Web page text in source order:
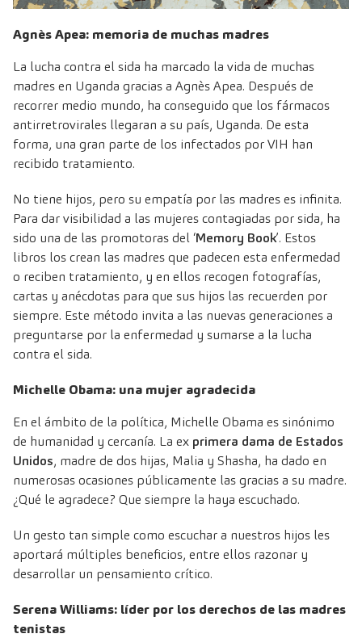
Agnès Apea: memoria de muchas madres
La lucha contra el sida ha marcado la vida de muchas
madres en Uganda gracias a Agnès Apea. Después de
recorrer medio mundo, ha conseguido que los fármacos
antirretrovirales llegaran a su país, Uganda. De esta
forma, una gran parte de los infectados por VIH han
recibido tratamiento.
No tiene hijos, pero su empatía por las madres es infinita.
Para dar visibilidad a las mujeres contagiadas por sida, ha
sido una de las promotoras del ‘Memory Book’. Estos
libros los crean las madres que padecen esta enfermedad
o reciben tratamiento, y en ellos recogen fotografías,
cartas y anécdotas para que sus hijos las recuerden por
siempre. Este método invita a las nuevas generaciones a
preguntarse por la enfermedad y sumarse a la lucha
contra el sida.
Michelle Obama: una mujer agradecida
En el ámbito de la política, Michelle Obama es sinónimo
de humanidad y cercanía. La ex primera dama de Estados
Unidos, madre de dos hijas, Malia y Shasha, ha dado en
numerosas ocasiones públicamente las gracias a su madre.
¿Qué le agradece? Que siempre la haya escuchado.
Un gesto tan simple como escuchar a nuestros hijos les
aportará múltiples beneficios, entre ellos razonar y
desarrollar un pensamiento crítico.
Serena Williams: líder por los derechos de las madres
tenistas